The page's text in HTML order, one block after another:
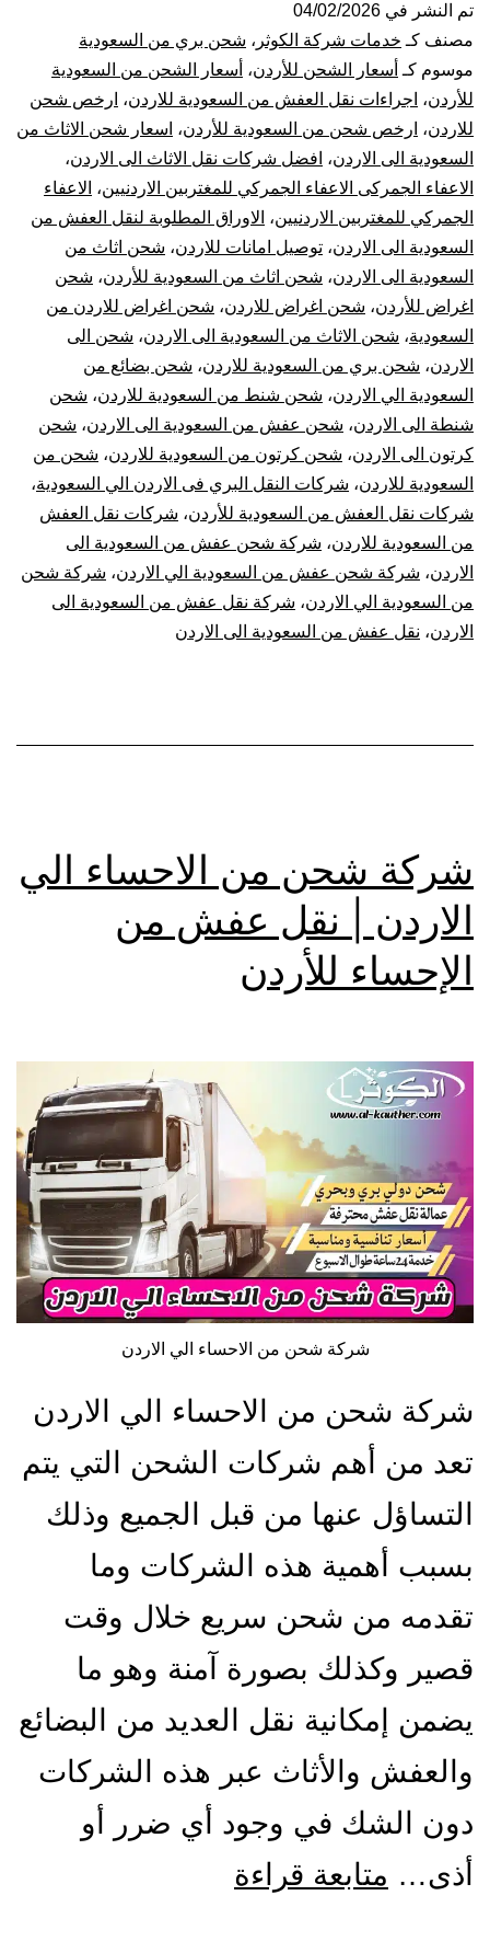
|
تم النشر في 04/02/2026
مصنف كـ خدمات شركة الكوثر ، شحن بري من السعودية
موسوم كـ أسعار الشحن للأردن، أسعار الشحن من السعودية
للأردن، اجراءات نقل العفش من السعودية للاردن، ارخص شحن
للاردن، ارخص شحن من السعودية للأردن، اسعار شحن الاثاث من
السعودية الى الاردن، افضل شركات نقل الاثاث الى الاردن،
الاعفاء الجمركى الاعفاء الجمركي للمغتربين الاردنيين، الاعفاء
الجمركي للمغتربين الاردنيين، الاوراق المطلوبة لنقل العفش من
السعودية الى الاردن، توصيل امانات للاردن، شحن اثاث من
السعودية الى الاردن، شحن اثاث من السعودية للأردن، شحن
اغراض للأردن، شحن اغراض للاردن، شحن اغراض للاردن من
السعودية، شحن الاثاث من السعودية الى الاردن، شحن الى
الاردن، شحن بري من السعودية للاردن، شحن بضائع من
السعودية الي الاردن، شحن شنط من السعودية للاردن، شحن
شنطة الى الاردن، شحن عفش من السعودية الى الاردن، شحن
كرتون الى الاردن، شحن كرتون من السعودية للاردن، شحن من
السعودية للاردن، شركات النقل البري فى الاردن الي السعودية،
شركات نقل العفش من السعودية للأردن، شركات نقل العفش
من السعودية للاردن، شركة شحن عفش من السعودية الى
الاردن، شركة شحن عفش من السعودية الي الاردن، شركة شحن
من السعودية الي الاردن، شركة نقل عفش من السعودية الى
الاردن، نقل عفش من السعودية الى الاردن
شركة شحن من الاحساء الي
الاردن | نقل عفش من
الإحساء للأردن
شركة شحن من الاحساء الي الاردن
شركة شحن من الاحساء الي الاردن
تعد من أهم شركات الشحن التي يتم
التساؤل عنها من قبل الجميع وذلك
بسبب أهمية هذه الشركات وما
تقدمه من شحن سريع خلال وقت
قصير وكذلك بصورة آمنة وهو ما
يضمن إمكانية نقل العديد من البضائع
والعفش والأثاث عبر هذه الشركات
دون الشك في وجود أي ضرر أو
أذى… متابعة قراءة